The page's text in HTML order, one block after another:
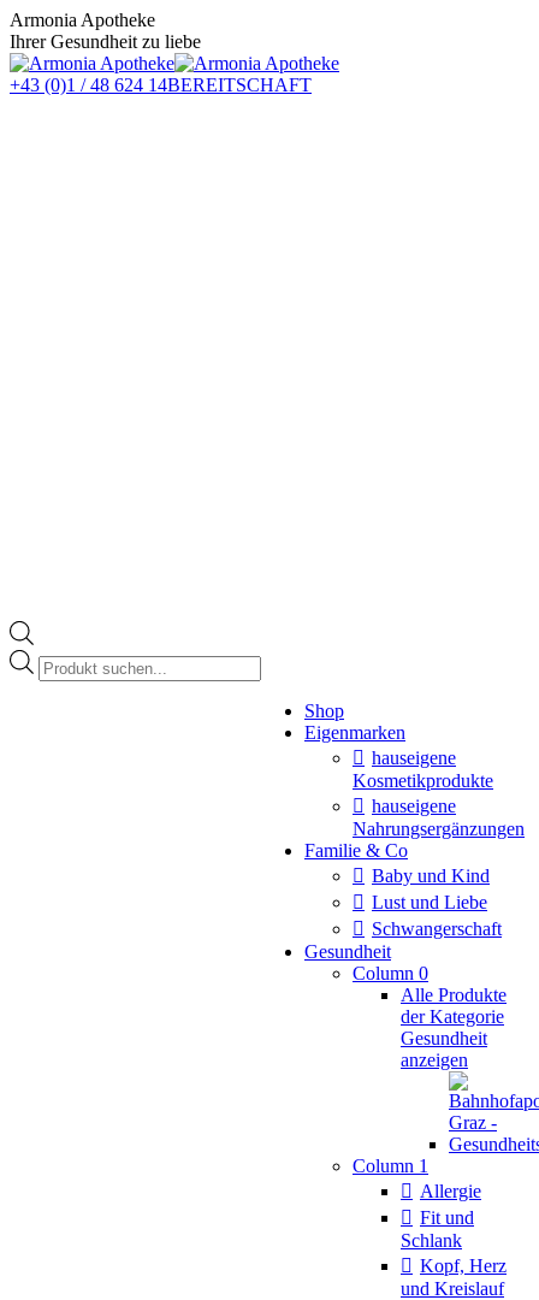
Zum
Inhalt
springen
Armonia Apotheke
Ihrer Gesundheit zu liebe
+43 (0)1 / 48 624 14BEREITSCHAFT
Products
search
Shop
Eigenmarken
hauseigene
Kosmetikprodukte
hauseigene
Nahrungsergänzungen
Familie & Co
Baby und Kind
Lust und Liebe
Schwangerschaft
Gesundheit
Column 0
Alle Produkte
der Kategorie
Gesundheit
anzeigen
Column 1
Allergie
Fit und
Schlank
Kopf, Herz
und Kreislauf